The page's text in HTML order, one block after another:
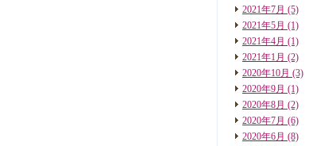
2021年7月 (5)
2021年5月 (1)
2021年4月 (1)
2021年1月 (2)
2020年10月 (3)
2020年9月 (1)
2020年8月 (2)
2020年7月 (6)
2020年6月 (8)